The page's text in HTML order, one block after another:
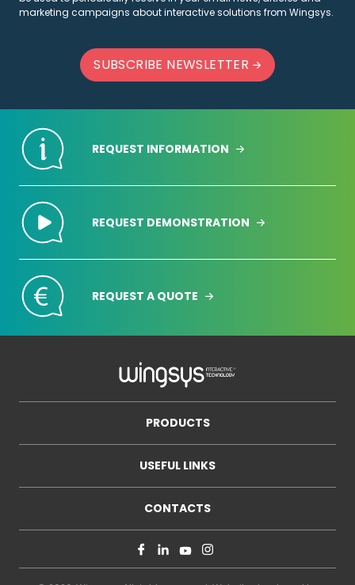
marketing campaigns about interactive solutions from Wingsys.
SUBSCRIBE NEWSLETTER
REQUEST INFORMATION
REQUEST DEMONSTRATION
REQUEST A QUOTE
PRODUCTS
USEFUL LINKS
CONTACTS